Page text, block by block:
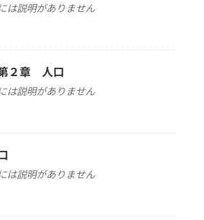
は説明がありません
２章 人口
は説明がありません
は説明がありません